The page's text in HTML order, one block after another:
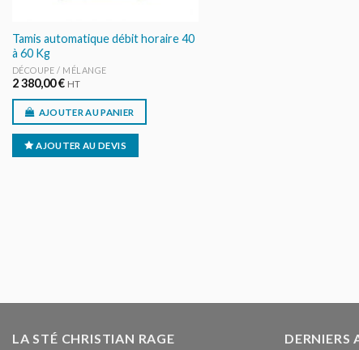
Tamis automatique débit horaire 40
à 60 Kg
DÉCOUPE / MÉLANGE
2 380,00€ HT
AJOUTER AU PANIER
AJOUTER AU DEVIS
LA STÉ CHRISTIAN RAGE DERNIERS